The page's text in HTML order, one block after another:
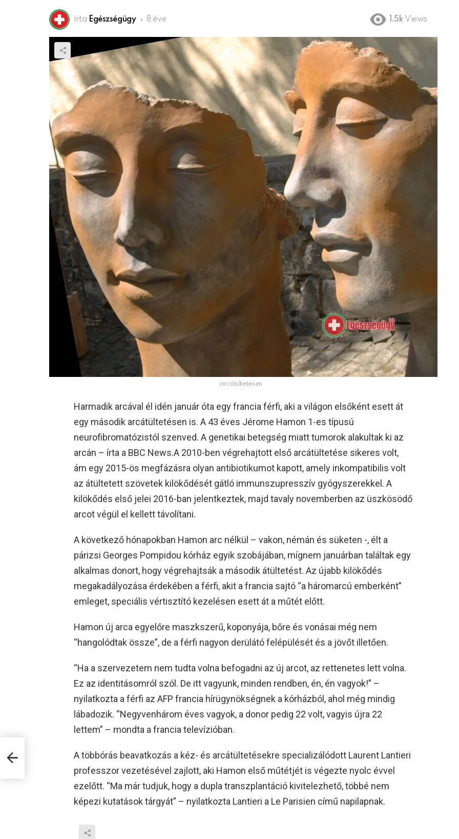
írta Egészségügy 8 éve 1.5k Views
arcátültetésen
Harmadik arcával él idén január óta egy francia férfi, aki a világon elsőként esett át
egy második arcátültetésen is. A 43 éves Jérome Hamon 1-es típusú
neurofibromatózistól szenved. A genetikai betegség miatt tumorok alakultak ki az
arcán – írta a BBC News.A 2010-ben végrehajtott első arcátültetése sikeres volt,
ám egy 2015-ös megfázásra olyan antibiotikumot kapott, amely inkompatibilis volt
az átültetett szövetek kilökődését gátló immunszupresszív gyógyszerekkel. A
kilökődés első jelei 2016-ban jelentkeztek, majd tavaly novemberben az üszkösödő
arcot végül el kellett távolítani.
A következő hónapokban Hamon arc nélkül – vakon, némán és süketen -, élt a
párizsi Georges Pompidou kórház egyik szobájában, mígnem januárban találtak egy
alkalmas donort, hogy végrehajtsák a második átültetést. Az újabb kilökődés
megakadályozása érdekében a férfi, akit a francia sajtó “a háromarcú emberként”
emleget, speciális vértisztító kezelésen esett át a műtét előtt.
Hamon új arca egyelőre maszkszerű, koponyája, bőre és vonásai még nem
“hangolódtak össze”, de a férfi nagyon derülátó felépülését és a jövőt illetően.
“Ha a szervezetem nem tudta volna befogadni az új arcot, az rettenetes lett volna.
Ez az identitásomról szól. De itt vagyunk, minden rendben, én, én vagyok!” –
nyilatkozta a férfi az AFP francia hírügynökségnek a kórházból, ahol még mindig
lábadozik. “Negyvenhárom éves vagyok, a donor pedig 22 volt, vagyis újra 22
lettem” – mondta a francia televízióban.
A többórás beavatkozás a kéz- és arcátültetésekre specializálódott Laurent Lantieri
professzor vezetésével zajlott, aki Hamon első műtétjét is végezte nyolc évvel
ezelőtt. “Ma már tudjuk, hogy a dupla transzplantáció kivitelezhető, többé nem
képezi kutatások tárgyát” – nyilatkozta Lantieri a Le Parisien című napilapnak.